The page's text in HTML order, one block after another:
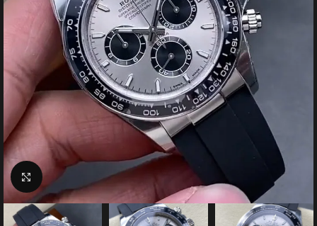
クリックで拡大